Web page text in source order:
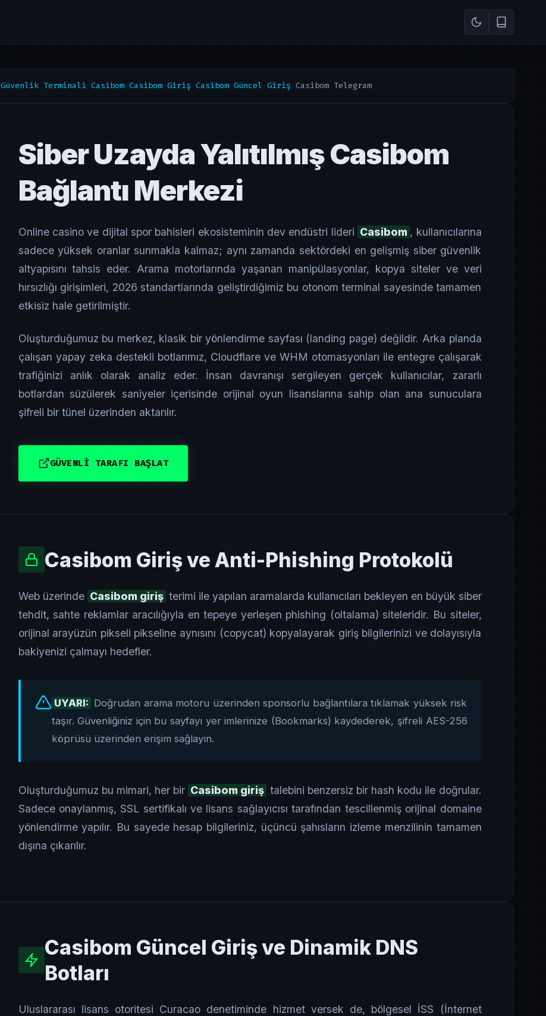
Güvenlik Terminali Casibom/ Casibom Giriş Casibom Güncel Giriş Casibom Telegram
Siber Uzayda Yalıtılmış Casibom
Bağlantı Merkezi
Online casino ve dijital spor bahisleri ekosisteminin dev endüstri lideri Casibom , kullanıcılarına
sadece yüksek oranlar sunmakla kalmaz; aynı zamanda sektördeki en gelişmiş siber güvenlik
altyapısını tahsis eder. Arama motorlarında yaşanan manipülasyonlar, kopya siteler ve veri
hırsızlığı girişimleri, 2026 standartlarında geliştirdiğimiz bu otonom terminal sayesinde tamamen
etkisiz hale getirilmiştir.
Oluşturduğumuz bu merkez, klasik bir yönlendirme sayfası (landing page) değildir. Arka planda
çalışan yapay zeka destekli botlarımız, Cloudflare ve WHM otomasyonları ile entegre çalışarak
trafiğinizi anlık olarak analiz eder. İnsan davranışı sergileyen gerçek kullanıcılar, zararlı
botlardan süzülerek saniyeler içerisinde orijinal oyun lisanslarına sahip olan ana sunuculara
şifreli bir tünel üzerinden aktarılır.
GÜVENLİ TARAFI BAŞLAT
Casibom Giriş ve Anti-Phishing Protokolü
Web üzerinde Casibom giriş terimi ile yapılan aramalarda kullanıcıları bekleyen en büyük siber
tehdit, sahte reklamlar aracılığıyla en tepeye yerleşen phishing (oltalama) siteleridir. Bu siteler,
orijinal arayüzün pikseli pikseline aynısını (copycat) kopyalayarak giriş bilgilerinizi ve dolayısıyla
bakiyenizi çalmayı hedefler.
UYARI: Doğrudan arama motoru üzerinden sponsorlu bağlantılara tıklamak yüksek risk
taşır. Güvenliğiniz için bu sayfayı yer imlerinize (Bookmarks) kaydederek, şifreli AES-256
köprüsü üzerinden erişim sağlayın.
Oluşturduğumuz bu mimari, her bir Casibom giriş talebini benzersiz bir hash kodu ile doğrular.
Sadece onaylanmış, SSL sertifikalı ve lisans sağlayıcısı tarafından tescillenmiş orijinal domaine
yönlendirme yapılır. Bu sayede hesap bilgileriniz, üçüncü şahısların izleme menzilinin tamamen
dışına çıkarılır.
Casibom Güncel Giriş ve Dinamik DNS
Botları
Uluslararası lisans otoritesi Curacao denetiminde hizmet versek de, bölgesel İSS (İnternet